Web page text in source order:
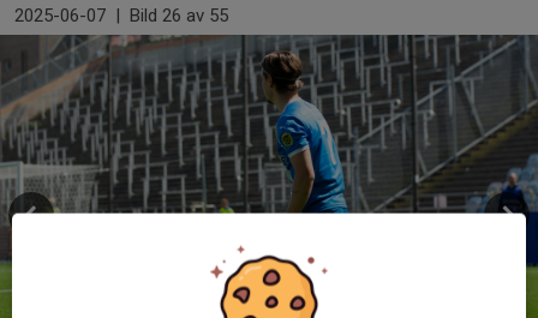
2025-06-07 | Bild 26 av 55